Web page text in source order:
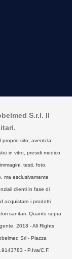
S.r.l. Il
proprio sito, aventi la
in vitro, presidi medico
testi, foto,
ma esclusivamente
clienti in fase di
acquistare i prodotti
sanitari. Quanto sopra
2018 - All Rights
Srl - Piazza
- P.Iva/C.F.